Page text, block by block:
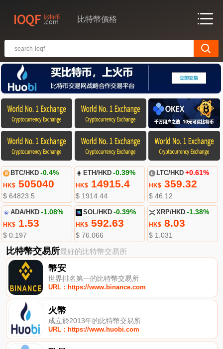
比特幣價格
BTC/HKD -0.4%
HK$505040
$ 64823.5
ETH/HKD -0.39%
HK$ 14915.4
$ 1914.44
LTC/HKD +0.61%
HK$359.32
$ 46.12
ADA/HKD -1.08%
HK$1.53
$ 0.197
SOL/HKD -0.39%
HK$ 592.63
$ 76.066
XRP/HKD -1.38%
HK$8.03
$ 1.031
比特幣交易所最好的比特幣交易所
幣安
世界排名第一的比特幣交易所
URL：https://www.binance.com
火幣
成立於2013年的比特幣交易所
URL：https://www.huobi.com